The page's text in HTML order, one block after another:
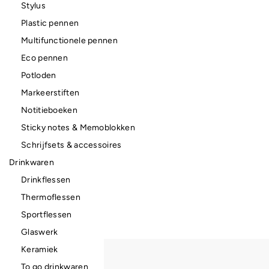
Stylus
Plastic pennen
Multifunctionele pennen
Eco pennen
Potloden
Markeerstiften
Notitieboeken
Sticky notes & Memoblokken
Schrijfsets & accessoires
Drinkwaren
Drinkflessen
Thermoflessen
Sportflessen
Glaswerk
Keramiek
To go drinkwaren